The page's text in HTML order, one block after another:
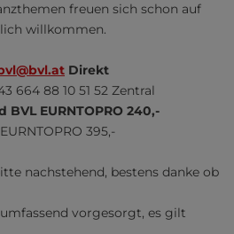
freuen sich schon auf
willkommen.
Direkt
664 88 10 51 52 Zentral
EURNTOPRO 240,-
395,-
nachstehend, bestens danke ob
vorgesorgt, es gilt